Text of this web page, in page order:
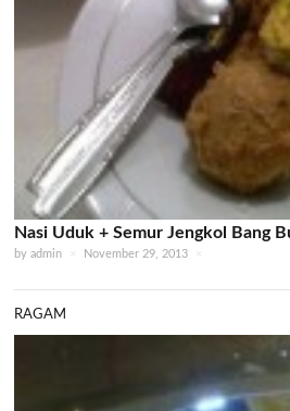
Nasi Uduk + Semur Jengkol Bang
byadmin × November 29, 2013 ×
RAGAM